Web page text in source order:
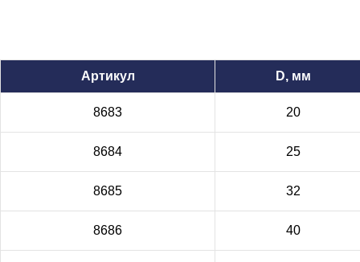
Артикул D, мм
8683 20
8684 25
8685 32
8686 40